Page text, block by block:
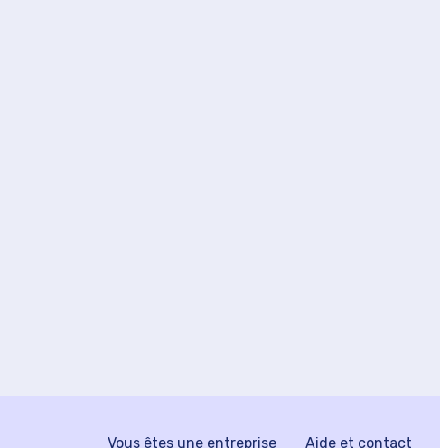
Vous êtes une entreprise Aide et contact